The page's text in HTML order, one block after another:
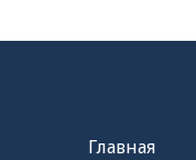
Главная